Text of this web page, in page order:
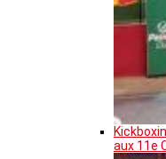
aux 11e